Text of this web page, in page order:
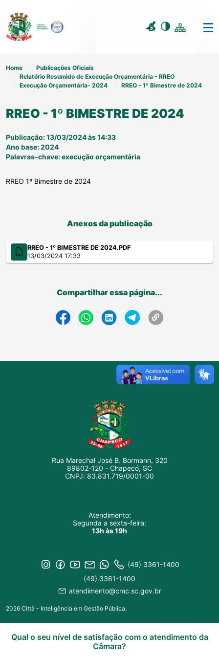
Home
Publicações Oficiais
Relatório Resumido de Execução Orçamentária - RREO
Execução Orçamentária- 2024
RREO - 1º Bimestre de 2024
RREO - 1º BIMESTRE DE 2024
Publicação: 13/03/2024 às 14:33
Ano base: 2024
Palavras-chave: execução orçamentária
RREO 1º Bimestre de 2024
Anexos da publicação
RREO - 1º BIMESTRE DE 2024.PDF
13/03/2024 17:33
Compartilhar essa página...
Rua Marechal José B. Bormann, 320
89802-120 - Chapecó, SC
CNPJ: 83.831.719/0001-00
Atendimento:
Segunda a sexta-feira:
13h às 19h
(49) 3361-1400
(49) 3361-1400
atendimento@cmc.sc.gov.br
2026 Città - Inteligência em Gestão Pública.
Qual o seu nível de satisfação com o atendimento da
Câmara?